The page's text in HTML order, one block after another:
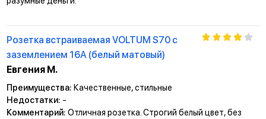
Розетка встраиваемая VOLTUM S70 с
заземлением 16А (белый матовый)
Евгения М.
Преимущества: Качественные, стильные
Недостатки: -
Комментарий: Отличная розетка. Строгий белый цвет, без